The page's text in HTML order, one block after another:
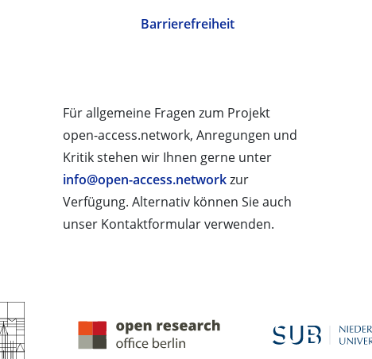
Barrierefreiheit
Für allgemeine Fragen zum Projekt
open-access.network, Anregungen und
Kritik stehen wir Ihnen gerne unter
info@open-access.networkzur
Verfügung. Alternativ können Sie auch
unser Kontaktformular verwenden.